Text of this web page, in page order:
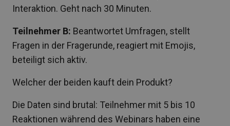
Interaktion. Geht nach 30 Minuten.
Teilnehmer B: Beantwortet Umfragen, stellt
Fragen in der Fragerunde, reagiert mit Emojis,
beteiligt sich aktiv.
Welcher der beiden kauft dein Produkt?
Die Daten sind brutal: Teilnehmer mit 5 bis 10
Reaktionen während des Webinars haben eine